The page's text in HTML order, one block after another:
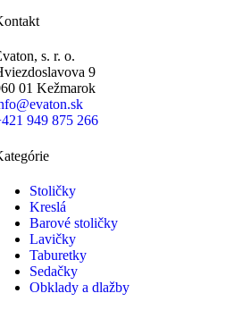
s. r. o.
9
01 Kežmarok
949 875 266
Stoličky
Kreslá
Barové stoličky
Lavičky
Taburetky
Sedačky
Obklady a dlažby